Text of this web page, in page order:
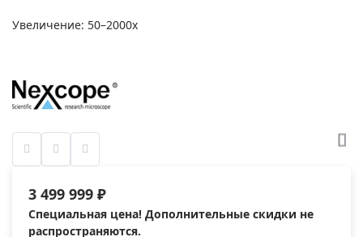
Увеличение: 50–2000х
3 499 999 ₽
Специальная цена! Дополнительные скидки не
распространяются.